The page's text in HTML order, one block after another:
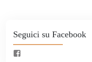
Seguici su Facebook